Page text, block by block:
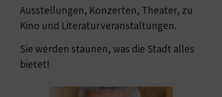
Ausstellungen, Konzerten, Theater, zu
Kino und Literaturveranstaltungen.
Sie werden staunen, was die Stadt alles
bietet!
Show larger version for: